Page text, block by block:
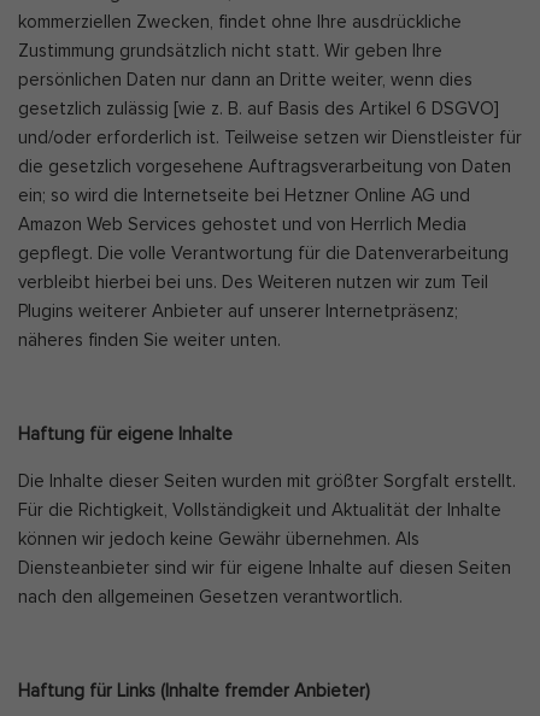
kommerziellen Zwecken, findet ohne Ihre ausdrückliche
Zustimmung grundsätzlich nicht statt. Wir geben Ihre
persönlichen Daten nur dann an Dritte weiter, wenn dies
gesetzlich zulässig [wie z. B. auf Basis des Artikel 6 DSGVO]
und/oder erforderlich ist. Teilweise setzen wir Dienstleister für
die gesetzlich vorgesehene Auftragsverarbeitung von Daten
ein; so wird die Internetseite bei Hetzner Online AG und
Amazon Web Services gehostet und von Herrlich Media
gepflegt. Die volle Verantwortung für die Datenverarbeitung
verbleibt hierbei bei uns. Des Weiteren nutzen wir zum Teil
Plugins weiterer Anbieter auf unserer Internetpräsenz;
näheres finden Sie weiter unten.
Haftung für eigene Inhalte
Die Inhalte dieser Seiten wurden mit größter Sorgfalt erstellt.
Für die Richtigkeit, Vollständigkeit und Aktualität der Inhalte
können wir jedoch keine Gewähr übernehmen. Als
Diensteanbieter sind wir für eigene Inhalte auf diesen Seiten
nach den allgemeinen Gesetzen verantwortlich.
Haftung für Links (Inhalte fremder Anbieter)